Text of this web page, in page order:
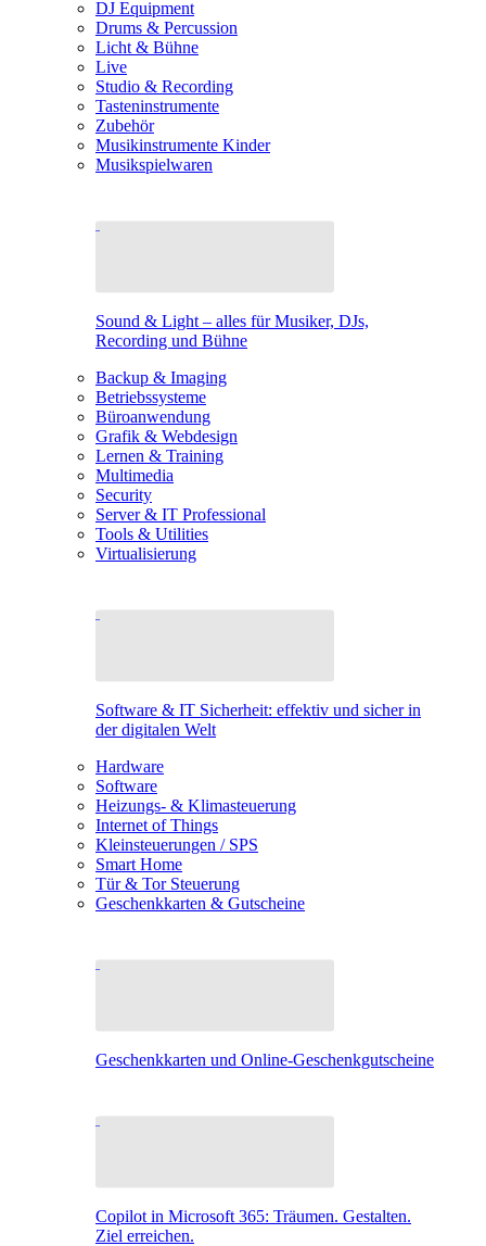
DJ Equipment
Drums & Percussion
Licht & Bühne
Live
Studio & Recording
Tasteninstrumente
Zubehör
Musikinstrumente Kinder
Musikspielwaren
Sound & Light – alles für Musiker, DJs,
Recording und Bühne
Backup & Imaging
Betriebssysteme
Büroanwendung
Grafik & Webdesign
Lernen & Training
Multimedia
Security
Server & IT Professional
Tools & Utilities
Virtualisierung
Software & IT Sicherheit: effektiv und sicher in
der digitalen Welt
Hardware
Software
Heizungs- & Klimasteuerung
Internet of Things
Kleinsteuerungen / SPS
Smart Home
Tür & Tor Steuerung
Geschenkkarten & Gutscheine
Geschenkkarten und Online-Geschenkgutscheine
Copilot in Microsoft 365: Träumen. Gestalten.
Ziel erreichen.